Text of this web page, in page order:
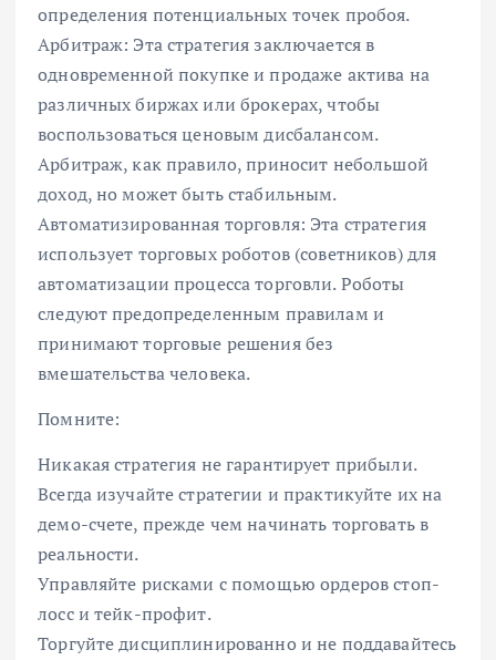
определения потенциальных точек пробоя.
Арбитраж: Эта стратегия заключается в
одновременной покупке и продаже актива на
различных биржах или брокерах, чтобы
воспользоваться ценовым дисбалансом.
Арбитраж, как правило, приносит небольшой
доход, но может быть стабильным.
Автоматизированная торговля: Эта стратегия
использует торговых роботов (советников) для
автоматизации процесса торговли. Роботы
следуют предопределенным правилам и
принимают торговые решения без
вмешательства человека.
Помните:
Никакая стратегия не гарантирует прибыли.
Всегда изучайте стратегии и практикуйте их на
демо-счете, прежде чем начинать торговать в
реальности.
Управляйте рисками с помощью ордеров стоп-
лосс и тейк-профит.
Торгуйте дисциплинированно и не поддавайтесь